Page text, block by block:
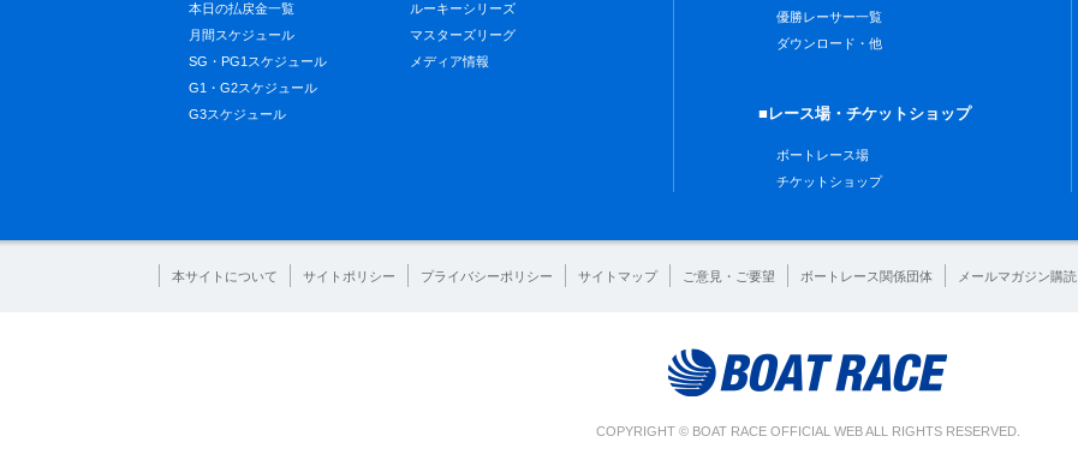
本日の払戻金一覧
月間スケジュール
SG・PG1スケジュール
G1・G2スケジュール
G3スケジュール
ルーキーシリーズ
マスターズリーグ
メディア情報
優勝レーサー一覧
ダウンロード・他
■レース場・チケットショップ
ボートレース場
チケットショップ
本サイトについて サイトポリシー プライバシーポリシー サイトマップ ご意見・ご要望 ボートレース関係団体 メールマガジン購読
COPYRIGHT © BOAT RACE OFFICIAL WEB ALL RIGHTS RESERVED.